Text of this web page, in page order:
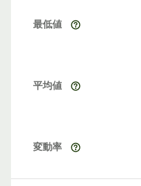
最低値
平均値
変動率